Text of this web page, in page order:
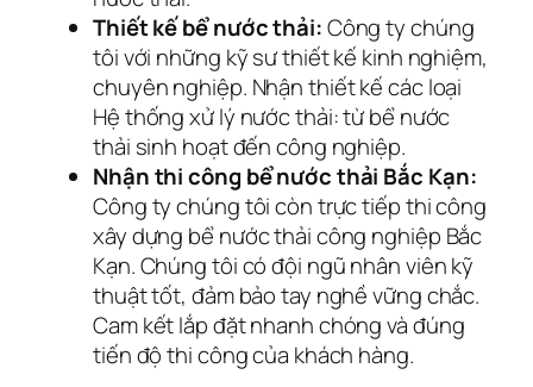
Thiết kế bể nước thải:Công ty chúng
tôi với những kỹ sư thiết kế kinh nghiệm,
chuyên nghiệp. Nhận thiết kế các loại
Hệ thống xử lý nước thải: từ bể nước
thải sinh hoạt đến công nghiệp.
Nhận thi công bể nước thải Bắc Kạn:
Công ty chúng tôi còn trực tiếp thi công
xây dựng bể nước thải công nghiệp Bắc
Kạn. Chúng tôi có đội ngũ nhân viên kỹ
thuật tốt, đảm bảo tay nghề vững chắc.
Cam kết lắp đặt nhanh chóng và đúng
tiến độ thi công của khách hàng.